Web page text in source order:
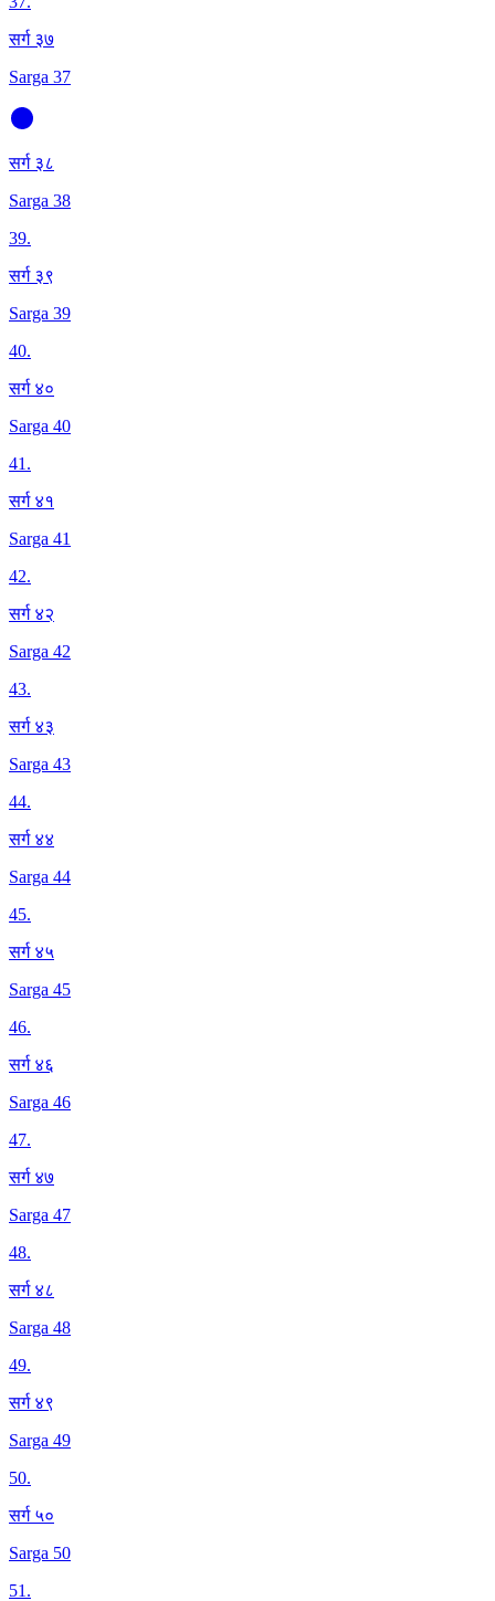
सर्ग ३७
Sarga 37
सर्ग ३८
Sarga 38
39.
सर्ग ३९
Sarga 39
40.
सर्ग ४०
Sarga 40
41.
सर्ग ४१
Sarga 41
42.
सर्ग ४२
Sarga 42
43.
सर्ग ४३
Sarga 43
44.
सर्ग ४४
Sarga 44
45.
सर्ग ४५
Sarga 45
46.
सर्ग ४६
Sarga 46
47.
सर्ग ४७
Sarga 47
48.
सर्ग ४८
Sarga 48
49.
सर्ग ४९
Sarga 49
50.
सर्ग ५०
Sarga 50
51.